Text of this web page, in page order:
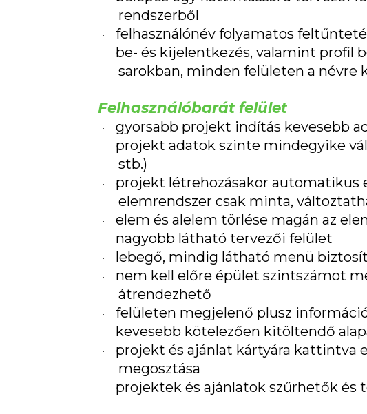
rendszerből
· felhasználónév folyamatos
·
be- és kijelentkezés, valamint profil
sarokban, minden felületen a névre
Felhasználóbarát felület
· gyorsabb projekt indítás kevesebb
·
projekt adatok szinte mindegyike
stb.)
·
projekt létrehozásakor automatikus
elemrendszer csak minta,
· elem és alelem törlése magán az
· nagyobb látható tervezői felület
· lebegő, mindig látható menü
·
nem kell előre épület szintszámot
átrendezhető
· felületen megjelenő plusz
· kevesebb kötelezően kitöltendő
·
projekt és ajánlat kártyára kattintva
megosztása
· projektek és ajánlatok szűrhetők és